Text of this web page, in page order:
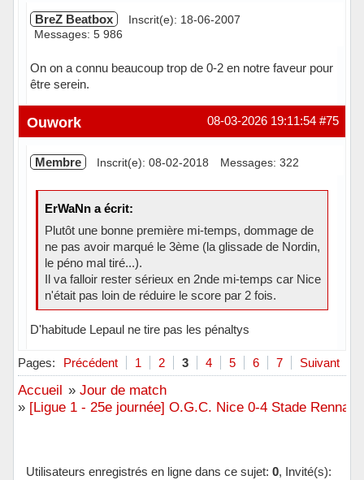
BreZ Beatbox
Inscrit(e): 18-06-2007
Messages: 5 986
On on a connu beaucoup trop de 0-2 en notre faveur pour
être serein.
Hors ligne #75
08-03-2026 19:11:54
Ouwork
Membre Inscrit(e): 08-02-2018 Messages: 322
ErWaNn a écrit:
Plutôt une bonne première mi-temps, dommage de
ne pas avoir marqué le 3ème (la glissade de Nordin,
le péno mal tiré...).
Il va falloir rester sérieux en 2nde mi-temps car Nice
n'était pas loin de réduire le score par 2 fois.
D'habitude Lepaul ne tire pas les pénaltys
Hors ligne
Pages: Précédent 1 2 3 4 5 6 7 Suivant
Accueil » Jour de match
» [Ligue 1 - 25e journée] O.G.C. Nice 0-4 Stade Rennais
Utilisateurs enregistrés en ligne dans ce sujet: 0, Invité(s):